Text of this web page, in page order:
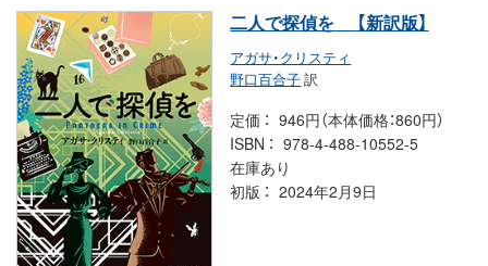
二人で探偵を 【新訳版】
アガサ・クリスティ
野口百合子訳
定価
946円（本体価格：860円）
ISBN
978-4-488-10552-5
在庫あり
初版
2024年2月9日